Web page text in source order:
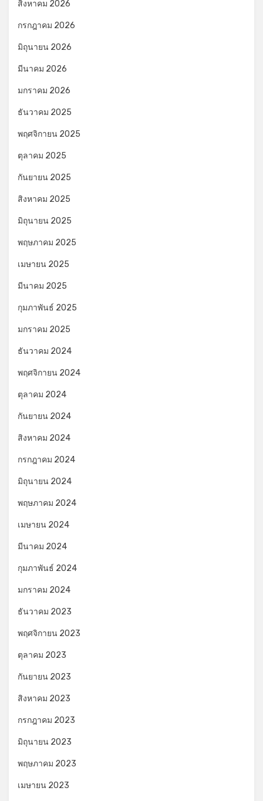
สิงหาคม 2026
กรกฎาคม 2026
มิถุนายน 2026
มีนาคม 2026
มกราคม 2026
ธันวาคม 2025
พฤศจิกายน 2025
ตุลาคม 2025
กันยายน 2025
สิงหาคม 2025
มิถุนายน 2025
พฤษภาคม 2025
เมษายน 2025
มีนาคม 2025
กุมภาพันธ์ 2025
มกราคม 2025
ธันวาคม 2024
พฤศจิกายน 2024
ตุลาคม 2024
กันยายน 2024
สิงหาคม 2024
กรกฎาคม 2024
มิถุนายน 2024
พฤษภาคม 2024
เมษายน 2024
มีนาคม 2024
กุมภาพันธ์ 2024
มกราคม 2024
ธันวาคม 2023
พฤศจิกายน 2023
ตุลาคม 2023
กันยายน 2023
สิงหาคม 2023
กรกฎาคม 2023
มิถุนายน 2023
พฤษภาคม 2023
เมษายน 2023